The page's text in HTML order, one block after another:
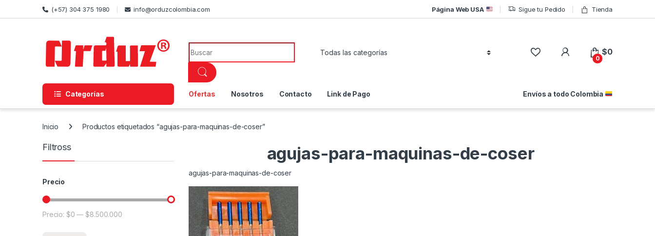
Skip to navigation
Skip to content (+57) 304 375 1980 info@orduzcolombia.com Página Web USA Sigue tu Pedido Tienda
Search for:
0
$0
Categorías Ofertas Nosotros Contacto Link de Pago Envíos a todo Colombia
Inicio Productos etiquetados “agujas-para-maquinas-de-coser”
agujas-para-maquinas-de-coser
agujas-para-maquinas-de-coser
Filtross
Precio
Precio mínimo
Precio máximo
Precio: $0 —$8.500.000